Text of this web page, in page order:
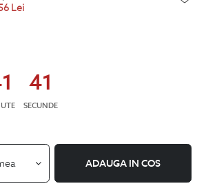
Lei
40
SECUNDE
ADAUGA IN COS